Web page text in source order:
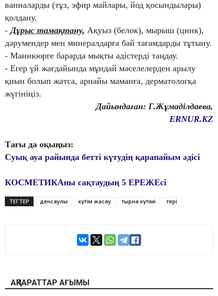
ванналарды (тұз, эфир майлары, йод қосындылары)
қолдану.
-Дұрыс тамақтану. Ақуыз (белок), мырыш (цинк),
дәрумендер мен минералдарға бай тағамдарды тұтыну.
- Маникюрге барарда мықты әдістерді таңдау.
- Егер үй жағдайында мұндай мәселелерден арылу
қиын болып жатса, арнайы маманға, дерматологқа
жүгініңіз.
Дайындаған: Г.Жұмаділдаева,
ERNUR.KZ
Тағы да оқыңыз:
Суық ауа райында бетті күтудің қарапайым әдісі
КОСМЕТИКАны сақтаудың 5 ЕРЕЖЕсі
ТЕГТЕР денсаулық күтім жасау тырнақ күтімі тері
АҚПАРАТТАР АҒЫМЫ